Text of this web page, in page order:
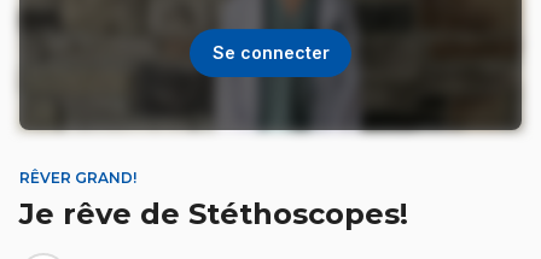
Se connecter
RÊVER GRAND!
Je rêve de Stéthoscopes!